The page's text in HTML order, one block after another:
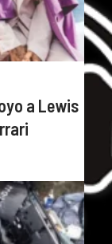
a Lewis